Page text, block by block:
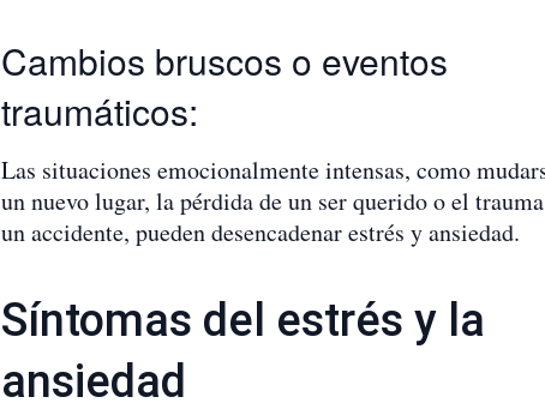
Cambios bruscos o eventos
traumáticos:
Las situaciones emocionalmente intensas, como
un nuevo lugar, la pérdida de un ser querido o el
un accidente, pueden desencadenar estrés y ansiedad.
Síntomas del estrés y la
ansiedad